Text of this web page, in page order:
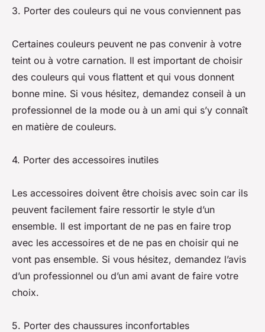
3. Porter des couleurs qui ne vous conviennent pas
Certaines couleurs peuvent ne pas convenir à votre
teint ou à votre carnation. Il est important de choisir
des couleurs qui vous flattent et qui vous donnent
bonne mine. Si vous hésitez, demandez conseil à un
professionnel de la mode ou à un ami qui s’y connaît
en matière de couleurs.
4. Porter des accessoires inutiles
Les accessoires doivent être choisis avec soin car ils
peuvent facilement faire ressortir le style d’un
ensemble. Il est important de ne pas en faire trop
avec les accessoires et de ne pas en choisir qui ne
vont pas ensemble. Si vous hésitez, demandez l’avis
d’un professionnel ou d’un ami avant de faire votre
choix.
5. Porter des chaussures inconfortables